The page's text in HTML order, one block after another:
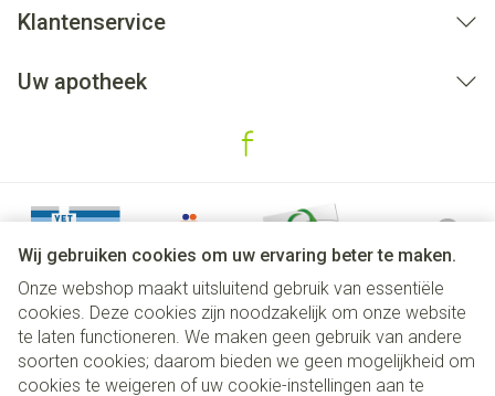
Wij gebruiken cookies om uw ervaring beter te maken.
Onze webshop maakt uitsluitend gebruik van essentiële
cookies. Deze cookies zijn noodzakelijk om onze website
te laten functioneren. We maken geen gebruik van andere
soorten cookies; daarom bieden we geen mogelijkheid om
cookies te weigeren of uw cookie-instellingen aan te
Klantenservice
Uw apotheek